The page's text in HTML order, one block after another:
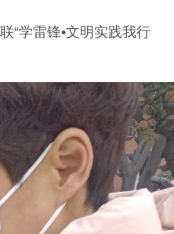
“学雷锋•文明实践我行